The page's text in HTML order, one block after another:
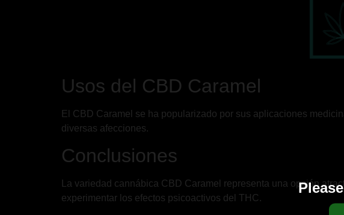
Usos del CBD Caramel
El CBD Caramel se ha popularizado por sus aplicaciones
diversas afecciones.
Conclusiones
La variedad cannábica CBD Caramel representa una opción
experimentar los efectos psicoactivos del THC.